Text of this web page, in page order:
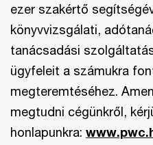
ezer szakértő
könyvvizsgálati,
tanácsadási
ügyfeleit a számukra
megteremtéséhez.
megtudni cégünkről,
honlapunkra: